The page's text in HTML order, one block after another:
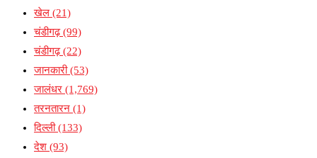
खेल (21)
चंडीगढ़(99)
चंडीगढ़(22)
जानकारी(53)
जालंधर (1,769)
तरनतारन (1)
दिल्ली(133)
देश (93)